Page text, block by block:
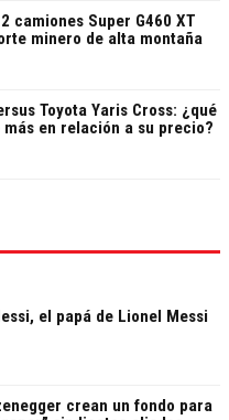
camiones Super G460 XT
minero de alta montaña
Toyota Yaris Cross: ¿qué
en relación a su precio?
el papá de Lionel Messi
crean un fondo para